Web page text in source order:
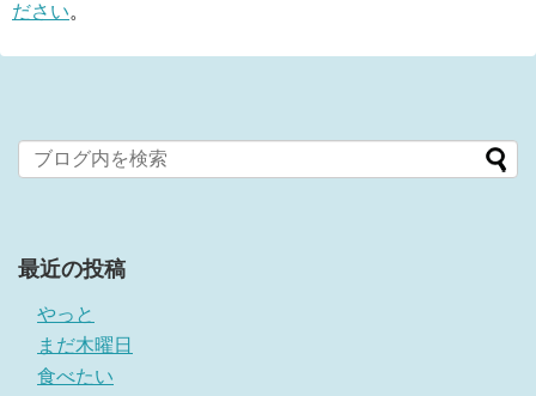
ださい。
最近の投稿
やっと
まだ木曜日
食べたい